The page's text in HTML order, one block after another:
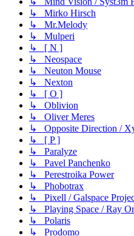
↳ Mirko Hirsch
↳ Mr.Melody
↳ Mulperi
↳ [ N ]
↳ Neospace
↳ Neuton Mouse
↳ Nexton
↳ [ O ]
↳ Oblivion
↳ Oliver Meres
↳ Opposite Direction /
↳ [ P ]
↳ Paralyze
↳ Pavel Panchenko
↳ Perestroika Power
↳ Phobotrax
↳ Pixell / Galspace
↳ Playing Space / Ray
↳ Polaris
↳ Prodomo